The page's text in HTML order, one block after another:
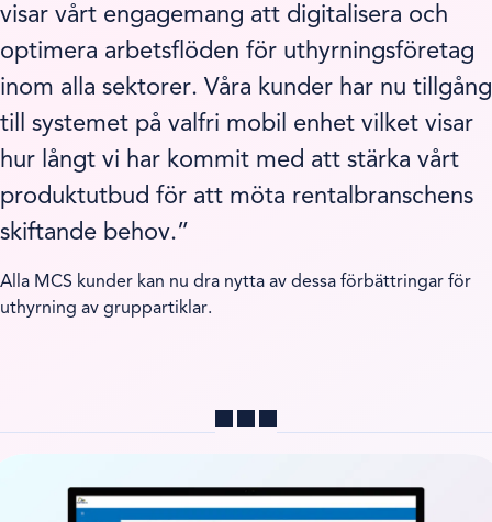
visar vårt engagemang att digitalisera och
optimera arbetsflöden för uthyrningsföretag
inom alla sektorer. Våra kunder har nu tillgång
till systemet på valfri mobil enhet vilket visar
hur långt vi har kommit med att stärka vårt
produktutbud för att möta rentalbranschens
skiftande behov.”
Alla MCS kunder kan nu dra nytta av dessa förbättringar för
uthyrning av gruppartiklar.